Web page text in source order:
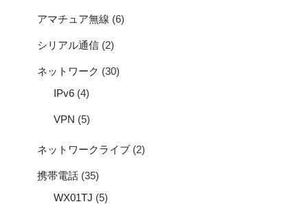
アマチュア無線 (6)
シリアル通信 (2)
ネットワーク (30)
IPv6 (4)
VPN (5)
ネットワークライブ (2)
携帯電話 (35)
WX01TJ (5)